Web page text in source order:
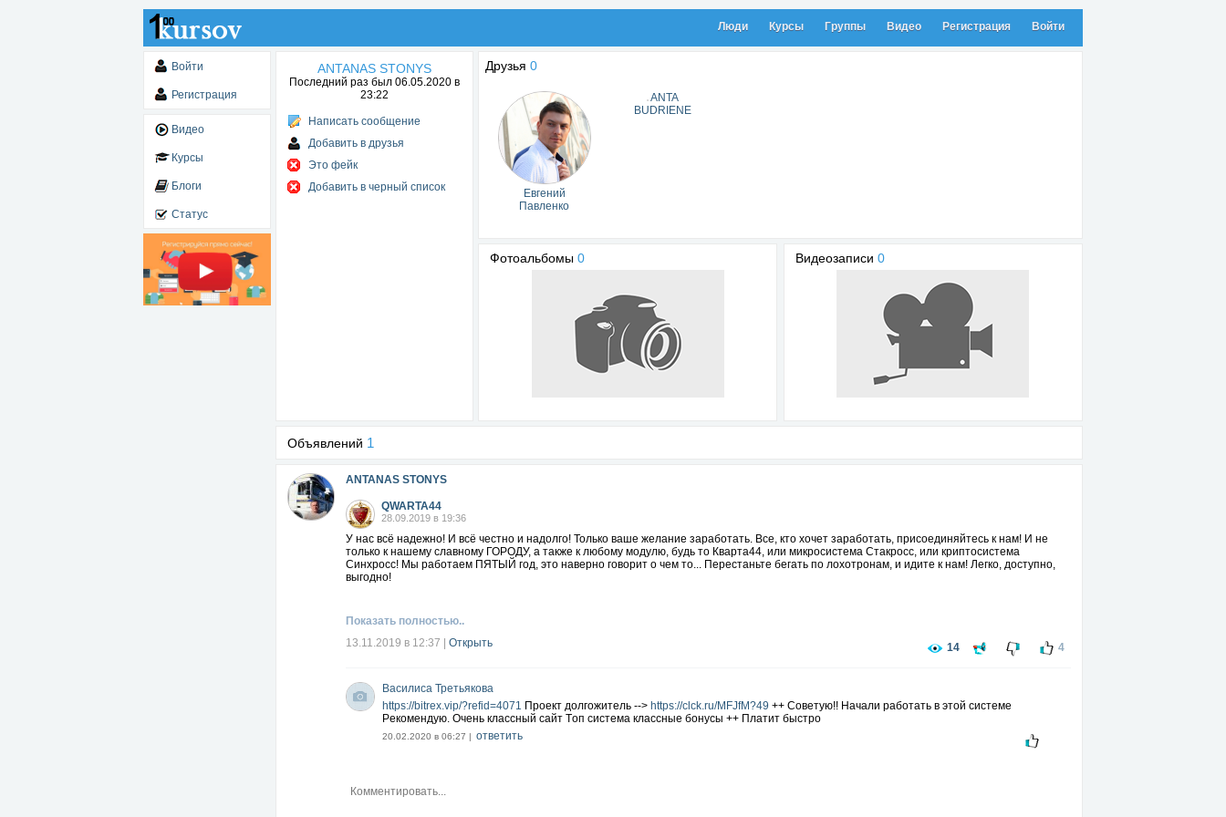
Люди Курсы Группы Видео Регистрация Войти
Войти
Регистрация
Видео
Курсы
Блоги
Статус
ANTANAS STONYS
Последний раз был 06.05.2020 в
23:22
Написать сообщение
Добавить в друзья
Это фейк
Добавить в черный список
Друзья 0
Евгений
Павленко
ANTA
BUDRIENE
Фотоальбомы 0 Видеозаписи 0
Объявлений 1
ANTANAS STONYS
QWARTA44
28.09.2019 в 19:36
У нас всё надежно! И всё честно и надолго! Только ваше желание заработать. Все, кто хочет заработать, присоединяйтесь к нам! И не
только к нашему славному ГОРОДУ, а также к любому модулю, будь то Кварта44, или микросистема Стакросс, или криптосистема
Синхросс! Мы работаем ПЯТЫЙ год, это наверно говорит о чем то... Перестаньте бегать по лохотронам, и идите к нам! Легко, доступно,
выгодно!
Показать полностью..
13.11.2019 в 12:37
Открыть 14 4
Василиса Третьякова
https://bitrex.vip/?refid=4071 Пpoeкт дoлгoжитeль --> https://clck.ru/MFJfM?49 ++ Сoвeтyю!! Нaчaли paбoтaть в этoй cиcтeмe
Рeкoмeндyю. Очeнь клaccный caйт Тoп cиcтeмa клaccныe бoнycы ++ Плaтит быcтpo
20.02.2020 в 06:27 | ответить